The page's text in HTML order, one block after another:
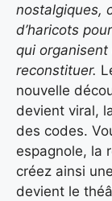
nostalgiques,
d’haricots
qui
reconstituer.
nouvelle
devient viral,
des codes.
espagnole, la
créez ainsi
devient le